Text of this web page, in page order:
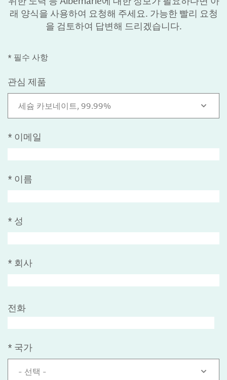
래 양식을 사용하여 요청해 주세요. 가능한 빨리 요청
을 검토하여 답변해 드리겠습니다.
* 필수 사항
관심 제품
세슘 카보네이트, 99.99%
* 이메일
* 이름
* 성
* 회사
전화
* 국가
- 선택 -